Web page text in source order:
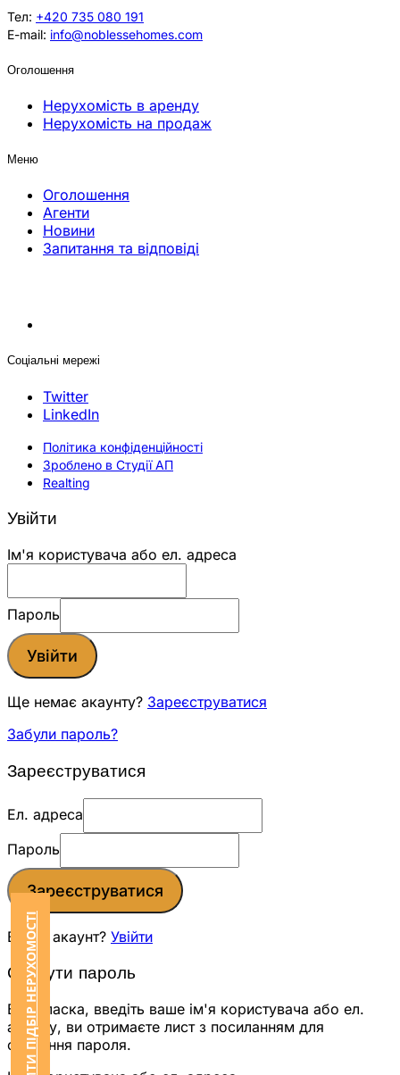
Тел: +420 735 080 191
E-mail: info@noblessehomes.com
Оголошення
Нерухомість в аренду
Нерухомість на продаж
Меню
Оголошення
Агенти
Новини
Запитання та відповіді
Соціальні мережі
Twitter
LinkedIn
Політика конфіденційності
Зроблено в Студії АП
Realting
ЗАМОВИТИ ПІДБІР НЕРУХОМОСТІ
Увійти
Ім'я користувача або ел. адреса
Пароль
Увійти
Ще немає акаунту? Зареєструватися
Забули пароль?
Зареєструватися
Ел. адреса
Пароль
Зареєструватися
Вже є акаунт? Увійти
Скинути пароль
Будь ласка, введіть ваше ім'я користувача або ел.
адресу, ви отримаєте лист з посиланням для
скидання пароля.